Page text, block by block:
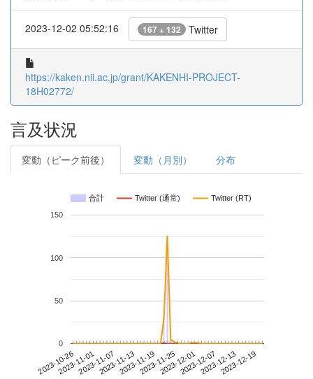
2023-12-02 05:52:16 167 + 132 Twitter
https://kaken.nii.ac.jp/grant/KAKENHI-PROJECT-
18H02772/
言及状況
変動（ピーク前後） 変動（月別） 分布
合計 Twitter (通常) Twitter (RT)
2023-10-262023-11-012023-11-072023-11-132023-11-192023-11-252023-12-012023-12-072023-12-132023-12-19
0
50
100
150